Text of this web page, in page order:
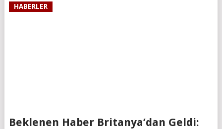
HABERLER
Beklenen Haber Britanya’dan Geldi: